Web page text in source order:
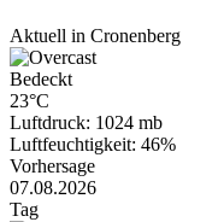
Aktuell in Cronenberg
Bedeckt
23°C
Luftdruck: 1024 mb
Luftfeuchtigkeit: 46%
Vorhersage
07.08.2026
Tag